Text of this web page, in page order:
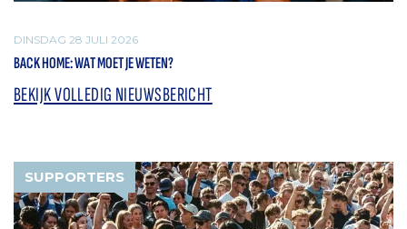
DINSDAG 28 JULI 2026
BACK HOME: WAT MOET JE WETEN?
BEKIJK VOLLEDIG NIEUWSBERICHT
SUPPORTERS